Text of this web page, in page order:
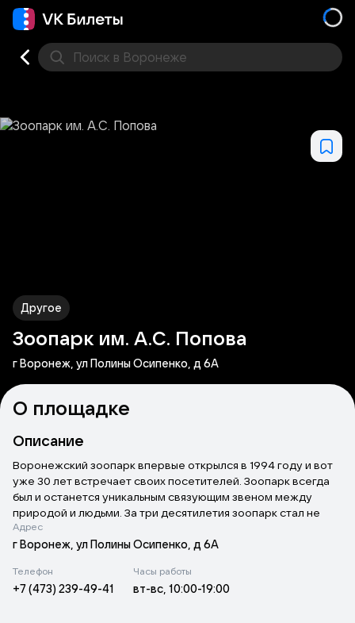
Поиск в Воронеже
Другое
Зоопарк им. А.С. Попова
г Воронеж, ул Полины Осипенко, д 6А
О площадке
Описание
Воронежский зоопарк впервые открылся в 1994 году и вот
уже 30 лет встречает своих посетителей. Зоопарк всегда
был и останется уникальным связующим звеном между
природой и людьми. За три десятилетия зоопарк стал не
просто музеем живой природы но и современным научным
эколого-просветительским центром.
В зоопарке для посетителей открыты такие залы как:
комплекс для крупных хищников, комплекс копытных
Адрес
г Воронеж, ул Полины Осипенко, д 6А
Телефон
+7 (473) 239-49-41
Часы работы
вт-вс, 10:00-19:00